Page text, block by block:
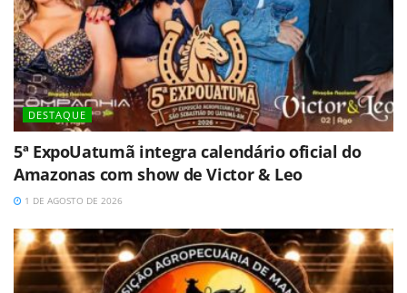
DESTAQUE
5ª ExpoUatumã integra calendário oficial do
Amazonas com show de Victor & Leo
1 DE AGOSTO DE 2026